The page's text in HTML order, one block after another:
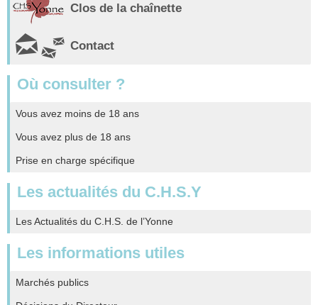
Clos de la chaînette
Contact
Où consulter ?
Vous avez moins de 18 ans
Vous avez plus de 18 ans
Prise en charge spécifique
Les actualités du C.H.S.Y
Les Actualités du C.H.S. de l’Yonne
Les informations utiles
Marchés publics